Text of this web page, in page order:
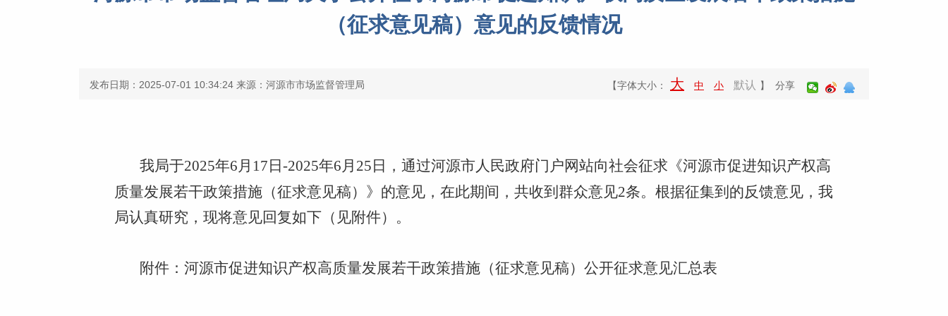
（征求意见稿）意见的反馈情况
发布日期：2025-07-01 10:34:24 来源：河源市市场监督管理局 【字体大小： 大 中 小 默认 】 分享
我局于2025年6月17日-2025年6月25日，通过河源市人民政府门户网站向社会征求《河源市促进知识产权高
质量发展若干政策措施（征求意见稿）》的意见，在此期间，共收到群众意见2条。根据征集到的反馈意见，我
局认真研究，现将意见回复如下（见附件）。
附件：河源市促进知识产权高质量发展若干政策措施 （征求意见稿）公开征求意见汇总表